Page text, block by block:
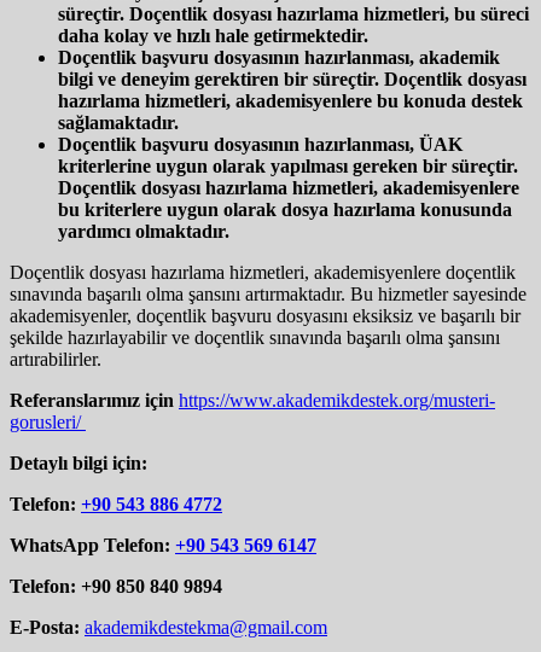
süreçtir. Doçentlik dosyası hazırlama hizmetleri, bu süreci
daha kolay ve hızlı hale getirmektedir.
Doçentlik başvuru dosyasının hazırlanması, akademik
bilgi ve deneyim gerektiren bir süreçtir. Doçentlik dosyası
hazırlama hizmetleri, akademisyenlere bu konuda destek
sağlamaktadır.
Doçentlik başvuru dosyasının hazırlanması, ÜAK
kriterlerine uygun olarak yapılması gereken bir süreçtir.
Doçentlik dosyası hazırlama hizmetleri, akademisyenlere
bu kriterlere uygun olarak dosya hazırlama konusunda
yardımcı olmaktadır.
Doçentlik dosyası hazırlama hizmetleri, akademisyenlere doçentlik
sınavında başarılı olma şansını artırmaktadır. Bu hizmetler sayesinde
akademisyenler, doçentlik başvuru dosyasını eksiksiz ve başarılı bir
şekilde hazırlayabilir ve doçentlik sınavında başarılı olma şansını
artırabilirler.
Referanslarımız için https://www.akademikdestek.org/musteri-
gorusleri/
Detaylı bilgi için:
Telefon: +90 543 886 4772
WhatsApp Telefon: +90 543 569 6147
Telefon: +90 850 840 9894
E-Posta: akademikdestekma@gmail.com